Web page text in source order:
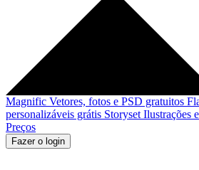
Magnific Vetores, fotos e PSD gratuitos
personalizáveis grátis Storyset Ilustrações
Preços
Fazer o login